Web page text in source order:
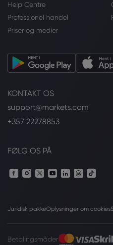
Help Centre
Professionel handel
Priser og medier
KONTAKT OS
support@markets.com
+357 22278853
FØLG OS PÅ
Juridisk pakkeOplysninger om cookies
Betalingsmåder